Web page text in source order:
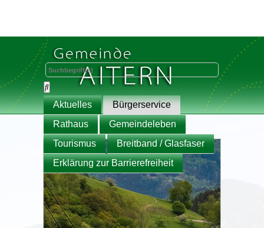
Aktuelles
Bürgerservice
Rathaus
Gemeindeleben
Tourismus
Breitband / Glasfaser
Erklärung zur Barrierefreiheit